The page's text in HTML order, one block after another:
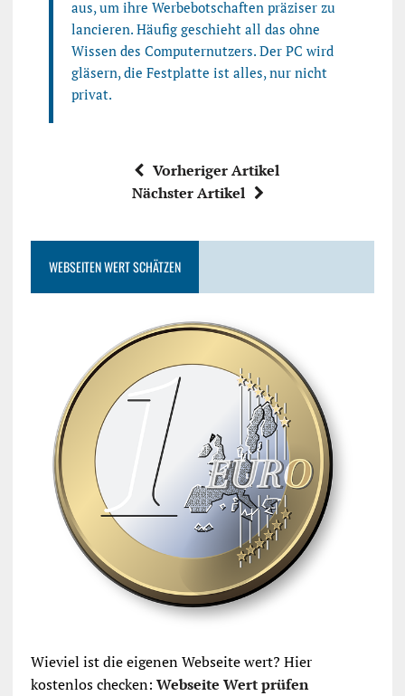
aus, um ihre Werbebotschaften präziser zu
lancieren. Häufig geschieht all das ohne
Wissen des Computernutzers. Der PC wird
gläsern, die Festplatte ist alles, nur nicht
privat.
Vorheriger Artikel
Nächster Artikel
WEBSEITEN WERT SCHÄTZEN
Wieviel ist die eigenen Webseite wert? Hier
kostenlos checken: Webseite Wert prüfen